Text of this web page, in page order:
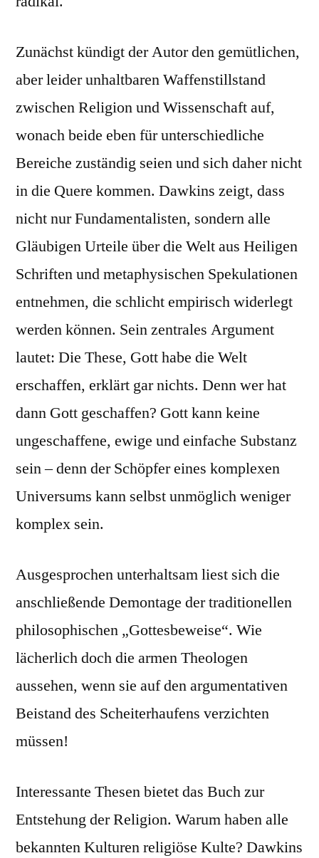
Zunächst kündigt der Autor den gemütlichen,
aber leider unhaltbaren Waffenstillstand
zwischen Religion und Wissenschaft auf,
wonach beide eben für unterschiedliche
Bereiche zuständig seien und sich daher nicht
in die Quere kommen. Dawkins zeigt, dass
nicht nur Fundamentalisten, sondern alle
Gläubigen Urteile über die Welt aus Heiligen
Schriften und metaphysischen Spekulationen
entnehmen, die schlicht empirisch widerlegt
werden können. Sein zentrales Argument
lautet: Die These, Gott habe die Welt
erschaffen, erklärt gar nichts. Denn wer hat
dann Gott geschaffen? Gott kann keine
ungeschaffene, ewige und einfache Substanz
sein – denn der Schöpfer eines komplexen
Universums kann selbst unmöglich weniger
komplex sein.
Ausgesprochen unterhaltsam liest sich die
anschließende Demontage der traditionellen
philosophischen „Gottesbeweise“. Wie
lächerlich doch die armen Theologen
aussehen, wenn sie auf den argumentativen
Beistand des Scheiterhaufens verzichten
müssen!
Interessante Thesen bietet das Buch zur
Entstehung der Religion. Warum haben alle
bekannten Kulturen religiöse Kulte? Dawkins